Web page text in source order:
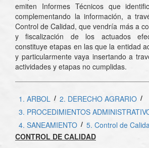
emiten Informes Técnicos que
complementando la información, a
Control de Calidad, que vendría más a
y fiscalización de los actuados
constituye etapas en las que la entidad
y particularmente vaya insertando a
actividades y etapas no cumplidas.
1. ARBOL / 2. DERECHO AGRARIO /
3. PROCEDIMIENTOS
4. SANEAMIENTO / 5. Control de
CONTROL DE CALIDAD